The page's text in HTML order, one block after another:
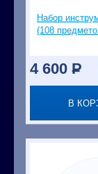
Набор
(108
4 600 P
В